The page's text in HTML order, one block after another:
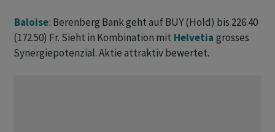
Baloise: Berenberg Bank geht auf BUY (Hold) bis 226.40
(172.50) Fr. Sieht in Kombination mit Helvetia grosses
Synergiepotenzial. Aktie attraktiv bewertet.